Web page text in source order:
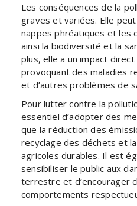
Les conséquences de la
graves et variées. Elle
nappes phréatiques et les
ainsi la biodiversité et la
plus, elle a un impact
provoquant des maladies
et d’autres problèmes de
Pour lutter contre la
essentiel d’adopter des
que la réduction des
recyclage des déchets et
agricoles durables. Il est
sensibiliser le public aux
terrestre et d’encourager
comportements